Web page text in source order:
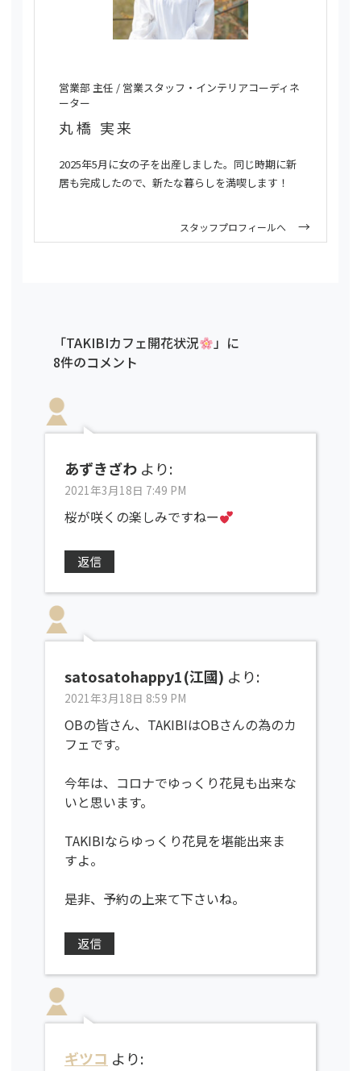
営業部 主任 / 営業スタッフ・インテリアコーディネ
ーター
丸橋 実来
2025年5月に女の子を出産しました。同じ時期に新
居も完成したので、新たな暮らしを満喫します！
スタッフプロフィールへ
「TAKIBIカフェ開花状況
」に
8件のコメント
あずきざわ より:
2021年3月18日 7:49 PM
桜が咲くの楽しみですねー
返信
satosatohappy1(江國) より:
2021年3月18日 8:59 PM
OBの皆さん、TAKIBIはOBさんの為のカ
フェです。
今年は、コロナでゆっくり花見も出来な
いと思います。
TAKIBIならゆっくり花見を堪能出来ま
すよ。
是非、予約の上来て下さいね。
返信
ギツコ より: